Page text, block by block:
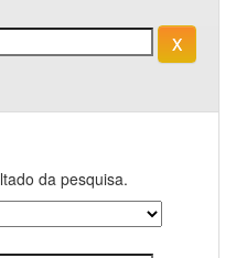
da pesquisa.